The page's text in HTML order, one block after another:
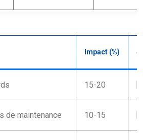
Impact (%)
15-20
de maintenance 10-15